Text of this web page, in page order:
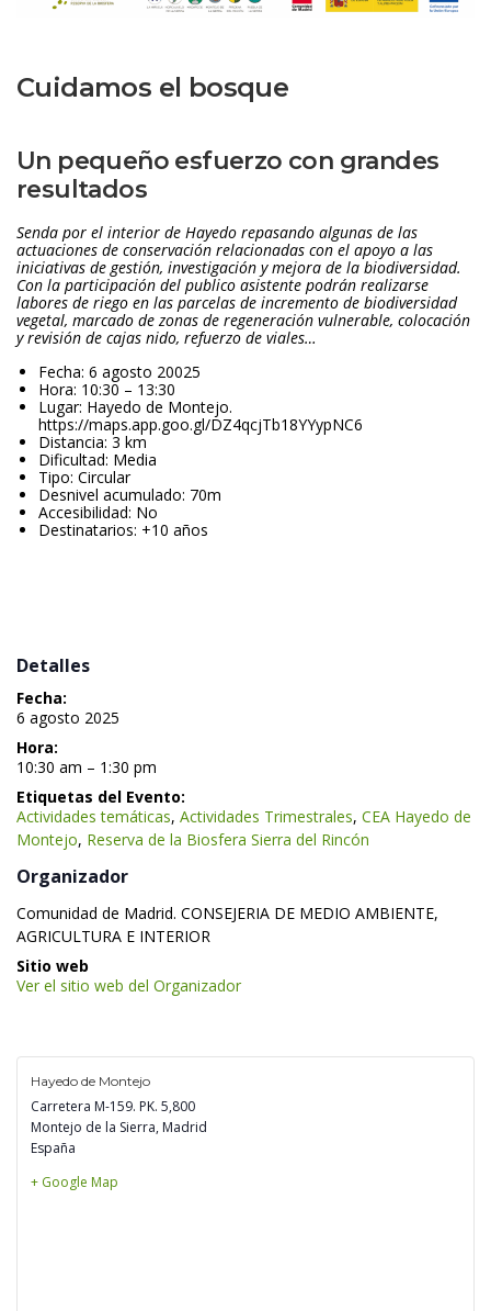
Cuidamos el bosque
Un pequeño esfuerzo con grandes
resultado
Senda por el interior de Hayedo repasando algunas de las
actuaciones de conservación relacionadas con el apoyo a las
iniciativas de gestión, investigación y mejora de la biodiversidad.
Con la participación del publico asistente podrán realizarse
labores de riego en las parcelas de incremento de biodiversidad
vegetal, marcado de zonas de regeneración vulnerable, colocación
y revisión de cajas nido, refuerzo de viales…
Fecha: 6 agosto 20025
Hora: 10:30 – 13:30
Lugar: Hayedo de Montejo.
https://maps.app.goo.gl/DZ4qcjTb18YYypNC6
Distancia: 3 km
Dificultad: Media
Tipo: Circular
Desnivel acumulado: 70m
Accesibilidad: No
Destinatarios: +10 año
Detalles
Fecha:
6 agosto 2025
Hora:
10:30 am – 1:30 pm
Etiquetas del Evento:
Actividades temática, Actividades Trimestrale, CEA Hayedo de
Montejo, Reserva de la Biosfera Sierra del Rincón
Organizador
Comunidad de Madrid. CONSEJERIA DE MEDIO AMBIENTE,
AGRICULTURA E INTERIOR
Sitio web
Ver el sitio web del Organizador
Hayedo de Montejo
Carretera M-159. PK. 5,800
Montejo de la Sierra, Madrid
España
+ Google Map